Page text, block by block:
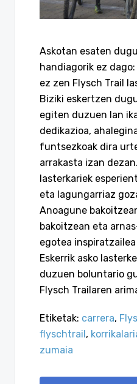
Askotan esaten
handiagorik ez
ez zen Flysch Trail
Biziki eskertzen
egiten duzuen lan
dedikazioa,
funtsezkoak dira
arrakasta izan
lasterkariek
eta lagungarriaz
Anoagune
bakoitzean eta
egotea
Eskerrik asko
duzuen boluntario
Flysch Trailaren
Etiketak: carrera,
flyschtrail,
zumaia